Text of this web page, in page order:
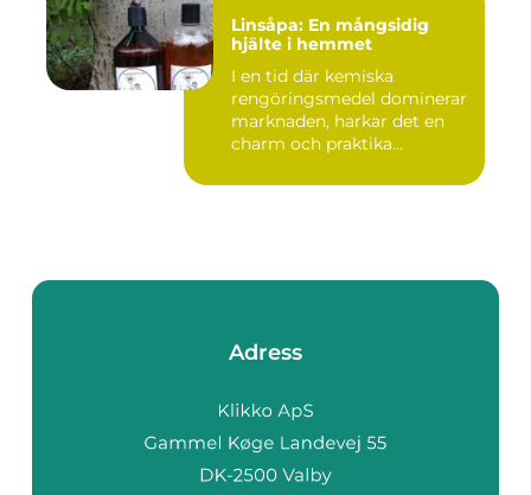
Linsåpa: En mångsidig
hjälte i hemmet
I en tid där kemiska
rengöringsmedel dominerar
marknaden, harkar det en
charm och praktika...
Adress